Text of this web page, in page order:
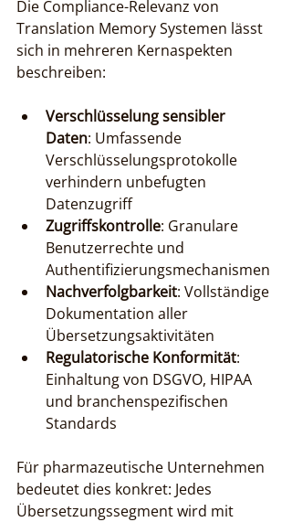
Die Compliance-Relevanz von
Translation Memory Systemen lässt
sich in mehreren Kernaspekten
beschreiben:
Verschlüsselung sensibler
Daten: Umfassende
Verschlüsselungsprotokolle
verhindern unbefugten
Datenzugriff
Zugriffskontrolle: Granulare
Benutzerrechte und
Authentifizierungsmechanismen
Nachverfolgbarkeit: Vollständige
Dokumentation aller
Übersetzungsaktivitäten
Regulatorische Konformität:
Einhaltung von DSGVO, HIPAA
und branchenspezifischen
Standards
Für pharmazeutische Unternehmen
bedeutet dies konkret: Jedes
Übersetzungssegment wird mit